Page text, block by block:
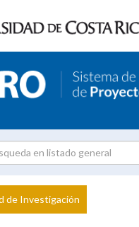
Investigador
de Investigación